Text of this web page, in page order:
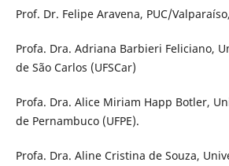
Prof. Dr. Felipe Aravena, PUC/
Profa. Dra. Adriana Barbieri Feliciano,
de São Carlos (UFSCar)
Profa. Dra. Alice Miriam Happ Botler,
de Pernambuco (UFPE).
Profa. Dra. Aline Cristina de Souza,